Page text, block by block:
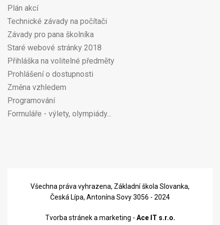
Plán akcí
Technické závady na počítači
Závady pro pana školníka
Staré webové stránky 2018
Přihláška na volitelné předměty
Prohlášení o dostupnosti
Změna vzhledem
Programování
Formuláře - výlety, olympiády...
Všechna práva vyhrazena, Základní škola Slovanka,
Česká Lípa, Antonína Sovy 3056 - 2024
Tvorba stránek a marketing - Ace IT s.r.o.